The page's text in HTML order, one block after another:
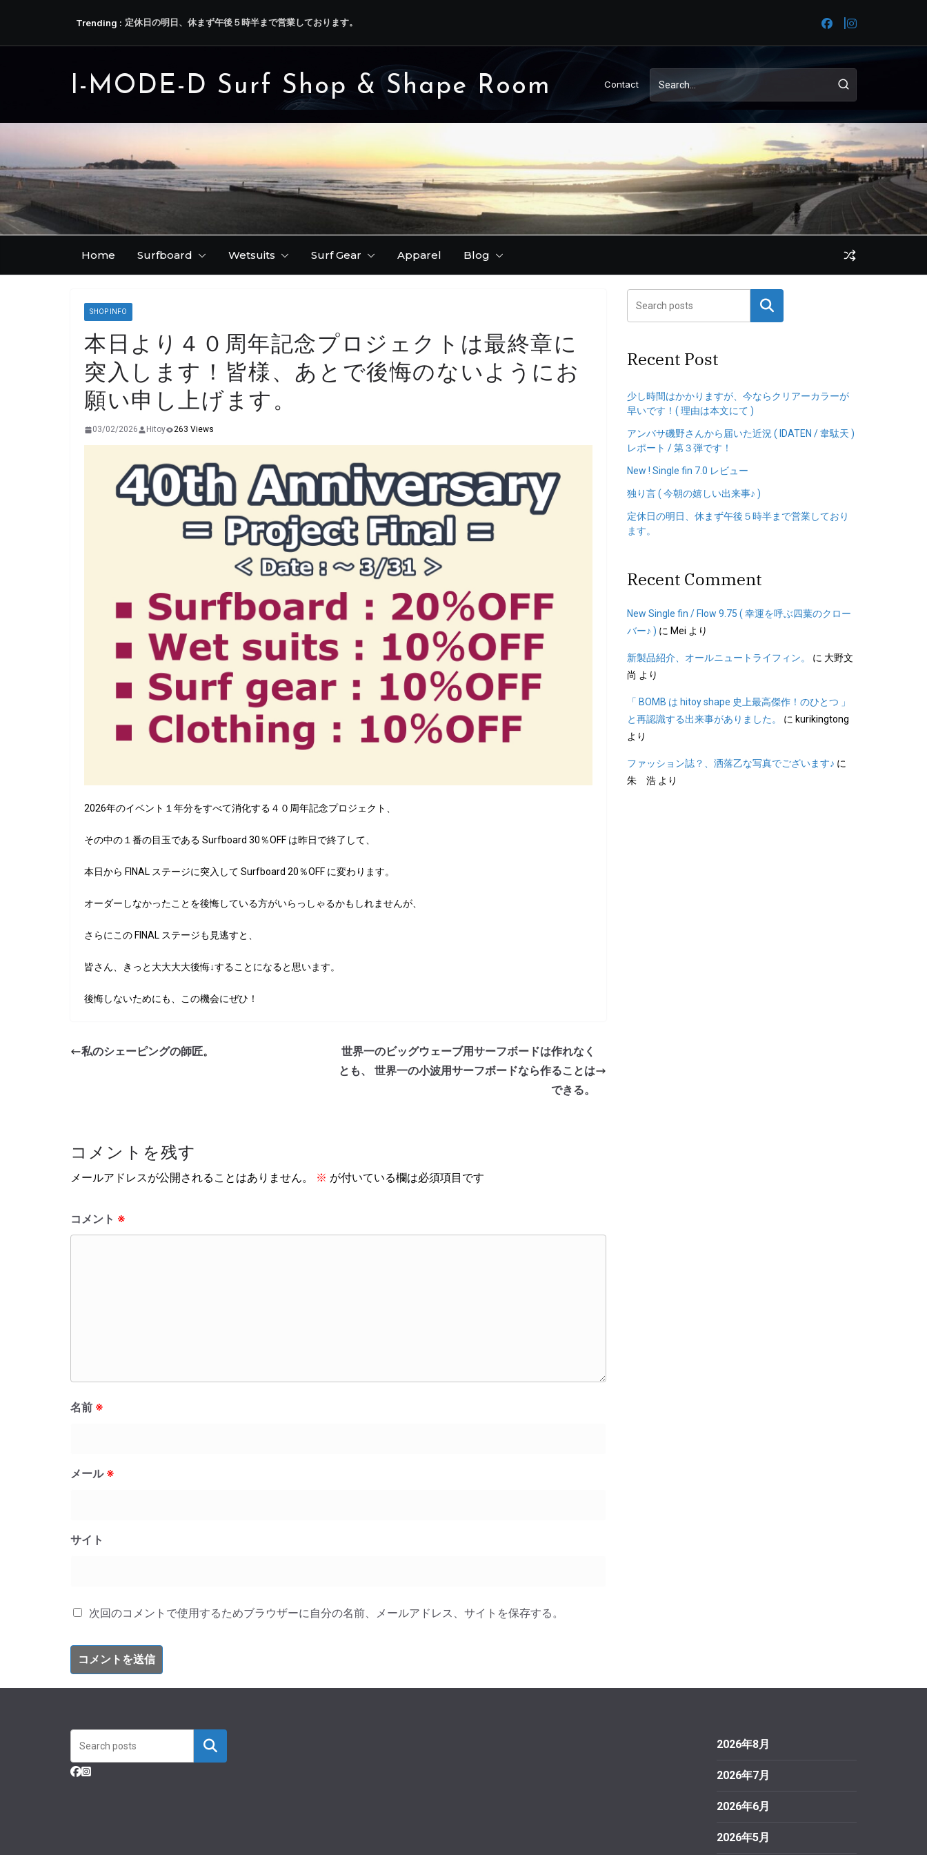
テ
ス
ッ
プ
Trending : 定休日の明日、休まず午後５時半まで営業しております。
アンバサ磯野さんから届いた近況 ( IDATEN / 韋駄天 ) レポート / 第
３弾です！
New ! Single fin 7.0 レビュー
I-MODE-D Surf Shop & Shape Room Contact
Home Surfboard Wetsuits Surf Gear Apparel Blog
SHOP INFO
本日より４０周年記念プロジェクトは最終章に
突入します！皆様、あとで後悔のないようにお
願い申し上げます。
03/02/2026 Hitoy 263 Views
2026年のイベント１年分をすべて消化する４０周年記念プロジェクト、
その中の１番の目玉である Surfboard 30％OFF は昨日で終了して、
本日から FINAL ステージに突入して Surfboard 20％OFF に変わります。
オーダーしなかったことを後悔している方がいらっしゃるかもしれませんが、
さらにこの FINAL ステージも見逃すと、
皆さん、きっと大大大大後悔↓することになると思います。
後悔しないためにも、この機会にぜひ！
私のシェーピングの師匠。
世界一のビッグウェーブ用サーフボードは作れなく
とも、 世界一の小波用サーフボードなら作ることは
できる。
コメントを残す
メールアドレスが公開されることはありません。 ※ が付いている欄は必須項目です
コメント ※
名前 ※
メール ※
サイト
次回のコメントで使用するためブラウザーに自分の名前、メールアドレス、サイトを保存する。
検索
Recent Post
少し時間はかかりますが、今ならクリアーカラーが
早いです！( 理由は本文にて )
アンバサ磯野さんから届いた近況 ( IDATEN / 韋駄天 )
レポート / 第３弾です！
New ! Single fin 7.0 レビュー
独り言 ( 今朝の嬉しい出来事♪ )
定休日の明日、休まず午後５時半まで営業しており
ます。
Recent Comment
New Single fin / Flow 9.75 ( 幸運を呼ぶ四葉のクロー
バー♪ ) に Mei より
新製品紹介、オールニュートライフィン。 に 大野文
尚 より
「 BOMB は hitoy shape 史上最高傑作！のひとつ 」
と再認識する出来事がありました。
に kurikingtong
より
ファッション誌？、洒落乙な写真でございます♪ に
朱 浩 より
2026年8月
2026年7月
2026年6月
2026年5月